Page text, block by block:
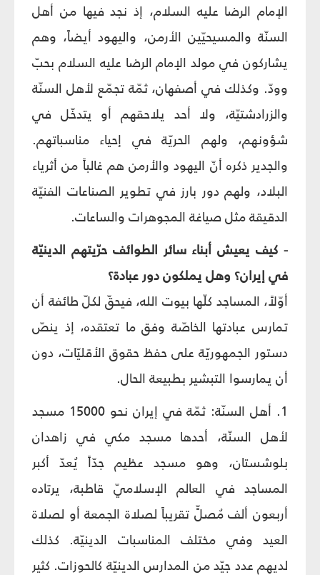
الإمام الرضا عليه السلام، إذ نجد فيها من أهل
السنّة والمسيحيّين الأرمن، واليهود أيضاً، وهم
يشاركون في مولد الإمام الرضا عليه السلام بحبّ
وودّ. وكذلك في أصفهان، ثمّة تجمّع لأهل السنّة
والزرادشتيّة، ولا أحد يلاحقهم أو يتدخّل في
شؤونهم، ولهم الحريّة في إحياء مناسباتهم.
والجدير ذكره أنّ اليهود والأرمن هم غالباً من أثرياء
البلاد، ولهم دور بارز في تطوير الصناعات الفنيّة
الدقيقة مثل صياغة المجوهرات والساعات.
- كيف يعيش أبناء سائر الطوائف حرّيتهم الدينيّة
في إيران؟ وهل يملكون دور عبادة؟
أوّلاً، المساجد كلّها بيوت الله، فيحقّ لكلّ طائفة أن
تمارس عبادتها الخاصّة وفق ما تعتقده، إذ ينصّ
دستور الجمهوريّة على حفظ حقوق الأقليّات، دون
أن يمارسوا التبشير بطبيعة الحال.
1. أهل السنّة: ثمّة في إيران نحو 15000 مسجد
لأهل السنّة، أحدها مسجد مكي في زاهدان
بلوشستان، وهو مسجد عظيم جدّاً يُعدّ أكبر
المساجد في العالم الإسلاميّ قاطبة، يرتاده
أربعون ألف مُصلٍّ تقريباً لصلاة الجمعة أو لصلاة
العيد وفي مختلف المناسبات الدينيّة. كذلك
لديهم عدد جيّد من المدارس الدينيّة كالحوزات. كثير